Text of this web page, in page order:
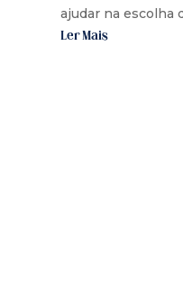
ajudar na escolha
Ler Mais